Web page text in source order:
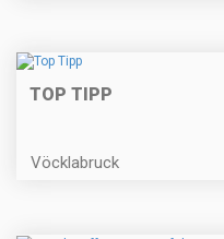
TOP TIPP
Vöcklabruck